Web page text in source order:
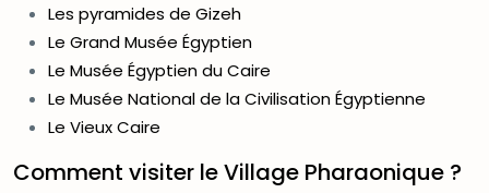
Les pyramides de Gizeh
Le Grand Musée Égyptien
Le Musée Égyptien du Caire
Le Musée National de la Civilisation Égyptienne
Le Vieux Caire
Comment visiter le Village Pharaonique ?